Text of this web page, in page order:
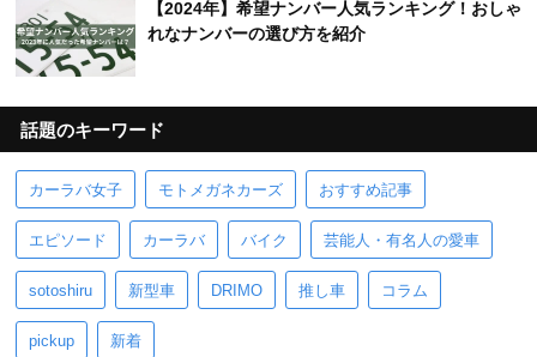
【2024年】希望ナンバー人気ランキング！おしゃ
れなナンバーの選び方を紹介
話題のキーワード
カーラバ女子 モトメガネカーズ おすすめ記事
エピソード カーラバ バイク 芸能人・有名人の愛車
sotoshiru 新型車 DRIMO 推し車 コラム
pickup 新着